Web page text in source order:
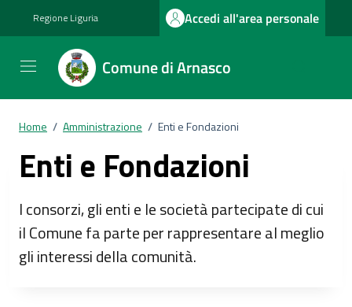
Regione Liguria Accedi all'area personale
Comune di Arnasco
Home / Amministrazione / Enti e Fondazioni
Enti e Fondazioni
I consorzi, gli enti e le società partecipate di cui
il Comune fa parte per rappresentare al meglio
gli interessi della comunità.